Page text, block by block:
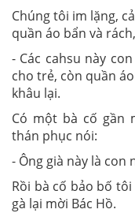
Chúng tôi im lặng,
quần áo bẩn và
- Các cahsu này
cho trẻ, còn quần
khâu lại.
Có một bà cố gần
thán phục nói:
- Ông già này là con
Rồi bà cố bảo bố
gà lại mời Bác Hồ.